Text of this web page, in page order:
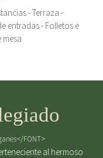
- Terraza -
entradas - Folletos e
al hermoso